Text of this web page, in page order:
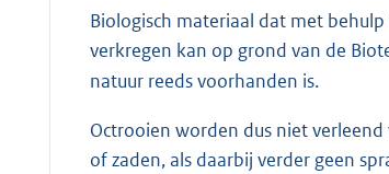
Biologisch materiaal dat met
verkregen kan op grond van de
natuur reeds voorhanden is.
Octrooien worden dus niet
of zaden, als daarbij verder geen